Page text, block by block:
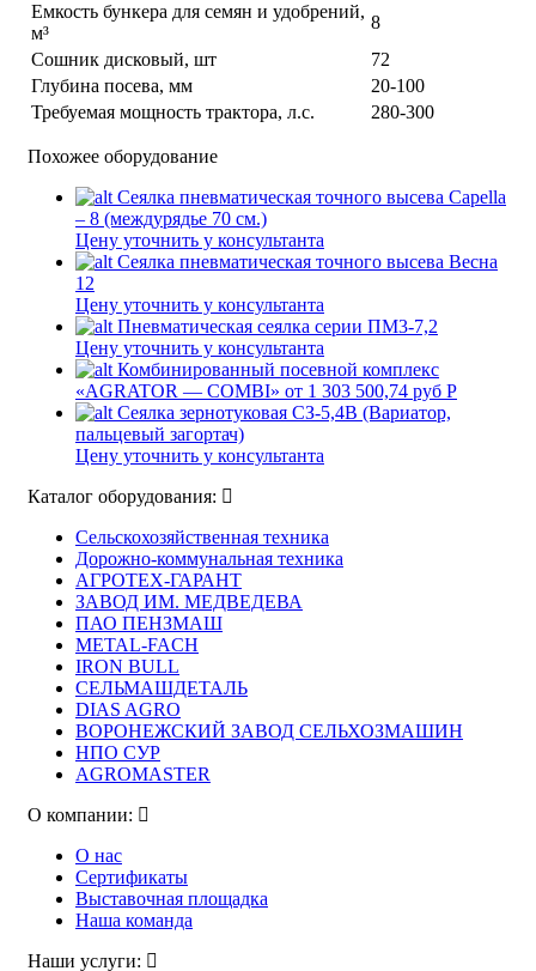
Емкость бункера для семян и удобрений,
м³
8
Сошник дисковый, шт
72
Глубина посева, мм
20-100
Требуемая мощность трактора, л.с.
280-300
Похожее оборудование
Сеялка пневматическая точного высева Capella
– 8 (междурядье 70 см.)
Цену уточнить у консультанта
Сеялка пневматическая точного высева Весна
12
Цену уточнить у консультанта
Пневматическая сеялка серии ПМ3-7,2
Цену уточнить у консультанта
Комбинированный посевной комплекс
«AGRATOR — COMBI» от 1 303 500,74 руб Р
Сеялка зернотуковая СЗ-5,4В (Вариатор,
пальцевый загортач)
Цену уточнить у консультанта
Каталог оборудования:
Сельскохозяйственная техника
Дорожно-коммунальная техника
АГРОТЕХ-ГАРАНТ
ЗАВОД ИМ. МЕДВЕДЕВА
ПАО ПЕНЗМАШ
METAL-FACH
IRON BULL
СЕЛЬМАШДЕТАЛЬ
DIAS AGRO
ВОРОНЕЖСКИЙ ЗАВОД СЕЛЬХОЗМАШИН
НПО СУР
AGROMASTER
О компании:
О нас
Сертификаты
Выставочная площадка
Наша команда
Наши услуги: